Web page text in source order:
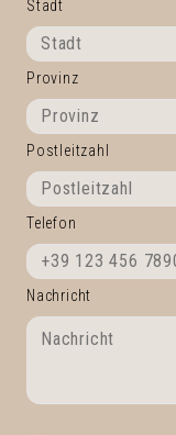
Stadt
Provinz
Postleitzahl
Telefon
Nachricht